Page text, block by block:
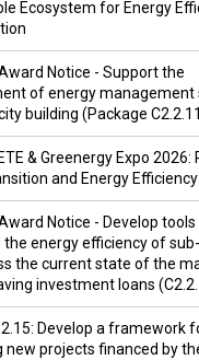
Ecosystem for Energy
Notice - Support the
of energy management
building (Package
& Greenergy Expo 2026:
and Energy Efficiency
Notice - Develop
the energy efficiency of
the current state of the
investment loans
Develop a framework
new projects financed by